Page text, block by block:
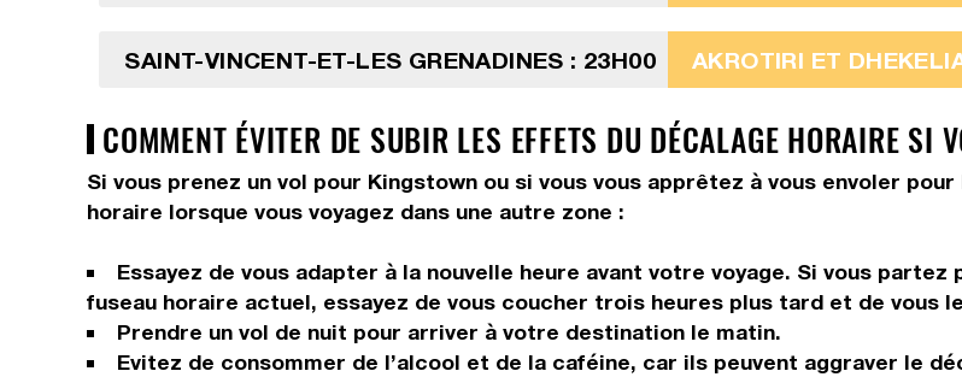
SAINT-VINCENT-ET-LES GRENADINES : 23H00 AKROTIRI ET
COMMENT ÉVITER DE SUBIR LES EFFETS DU DÉCALAGE HORAIRE
Si vous prenez un vol pour Kingstown ou si vous vous apprêtez à vous envoler
horaire lorsque vous voyagez dans une autre zone :
Essayez de vous adapter à la nouvelle heure avant votre voyage. Si vous
fuseau horaire actuel, essayez de vous coucher trois heures plus tard et de
Prendre un vol de nuit pour arriver à votre destination le matin.
Evitez de consommer de l’alcool et de la caféine, car ils peuvent aggraver le